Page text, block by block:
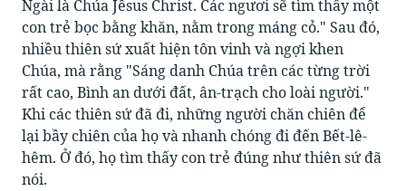
Ngài là Chúa Jêsus Christ. Các ngươi sẽ tìm thấy một
con trẻ bọc bằng khăn, nằm trong máng cỏ." Sau đó,
nhiều thiên sứ xuất hiện tôn vinh và ngợi khen
Chúa, mà rằng "Sáng danh Chúa trên các từng trời
rất cao, Bình an dưới đất, ân-trạch cho loài người."
Khi các thiên sứ đã đi, những người chăn chiên để
lại bầy chiên của họ và nhanh chóng đi đến Bết-lê-
hêm. Ở đó, họ tìm thấy con trẻ đúng như thiên sứ đã
nói.